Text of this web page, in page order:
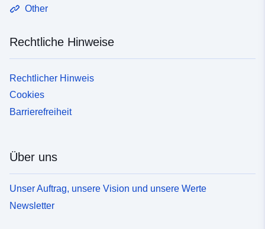
Other
Rechtliche Hinweise
Rechtlicher Hinweis
Cookies
Barrierefreiheit
Über uns
Unser Auftrag, unsere Vision und unsere Werte
Newsletter